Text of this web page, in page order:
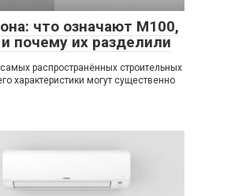
что означают М100,
почему их разделили
распространённых строительных
характеристики могут существенно